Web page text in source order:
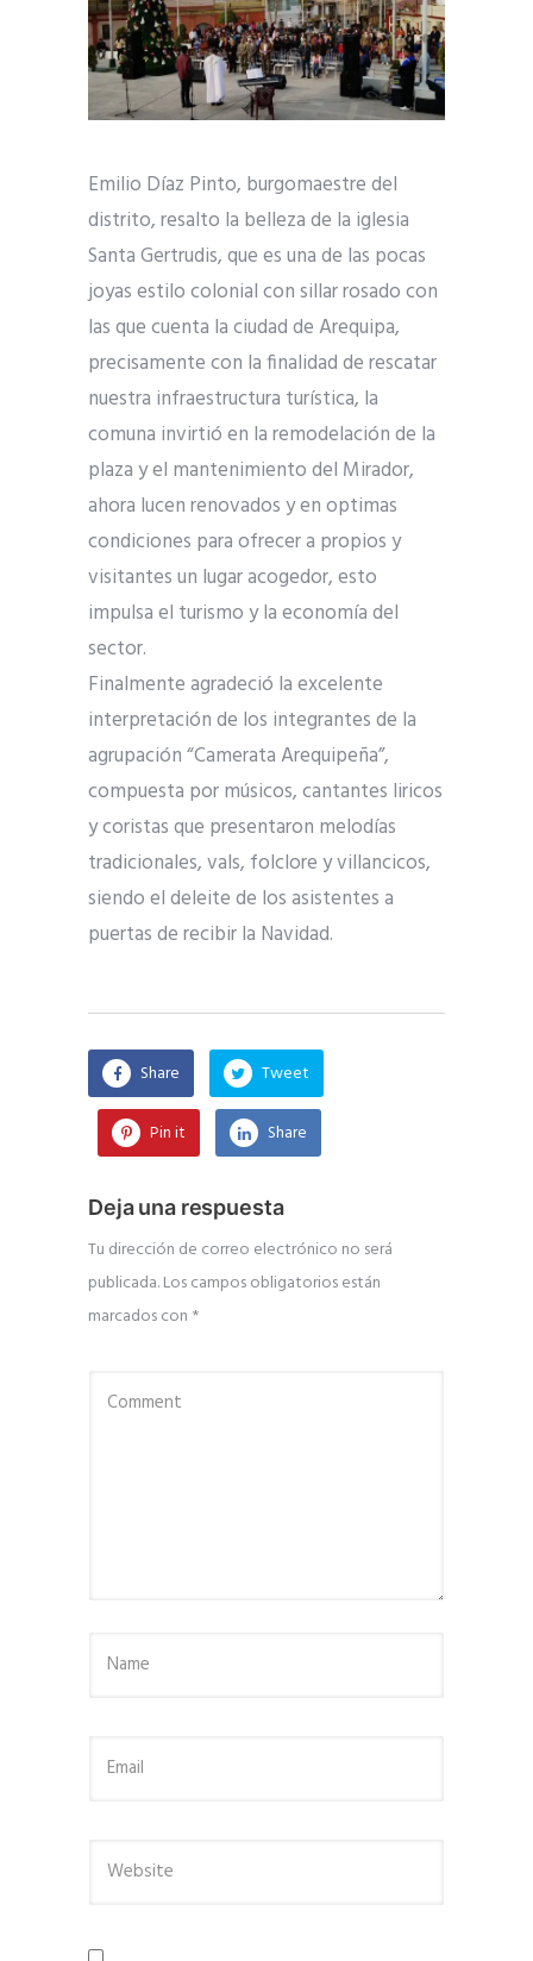
Emilio Díaz Pinto, burgomaestre del
distrito, resalto la belleza de la iglesia
Santa Gertrudis, que es una de las pocas
joyas estilo colonial con sillar rosado con
las que cuenta la ciudad de Arequipa,
precisamente con la finalidad de rescatar
nuestra infraestructura turística, la
comuna invirtió en la remodelación de la
plaza y el mantenimiento del Mirador,
ahora lucen renovados y en optimas
condiciones para ofrecer a propios y
visitantes un lugar acogedor, esto
impulsa el turismo y la economía del
sector.
Finalmente agradeció la excelente
interpretación de los integrantes de la
agrupación “Camerata Arequipeña”,
compuesta por músicos, cantantes liricos
y coristas que presentaron melodías
tradicionales, vals, folclore y villancicos,
siendo el deleite de los asistentes a
puertas de recibir la Navidad.
Share Tweet
Pin it Share
Deja una respuesta
Tu dirección de correo electrónico no será
publicada.Los campos obligatorios están
marcados con *